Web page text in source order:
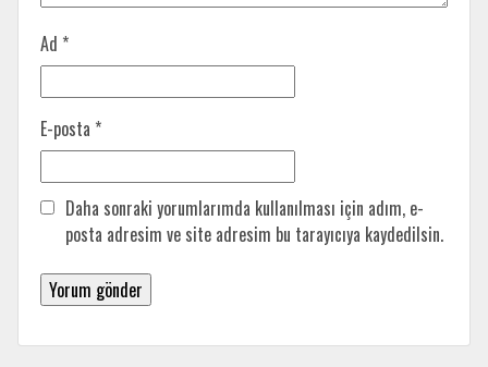
Ad *
E-posta *
Daha sonraki yorumlarımda kullanılması için adım, e-
posta adresim ve site adresim bu tarayıcıya kaydedilsin.